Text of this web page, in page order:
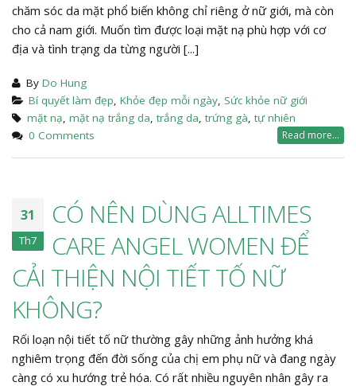
chăm sóc da mặt phổ biến không chỉ riêng ở nữ giới, mà còn
cho cả nam giới. Muốn tìm được loại mặt nạ phù hợp với cơ
địa và tình trạng da từng người [...]
By Do Hung
Bí quyết làm đẹp, Khỏe đẹp mỗi ngày, Sức khỏe nữ giới
mặt nạ, mặt nạ trắng da, trắng da, trứng gà, tự nhiên
0 Comments
Read more...
31
Th7
CÓ NÊN DÙNG ALLTIMES
CARE ANGEL WOMEN ĐỂ
CẢI THIỆN NỘI TIẾT TỐ NỮ
KHÔNG?
Rối loạn nội tiết tố nữ thường gây những ảnh hưởng khá
nghiêm trọng đến đời sống của chị em phụ nữ và đang ngày
càng có xu hướng trẻ hóa. Có rất nhiều nguyên nhân gây ra